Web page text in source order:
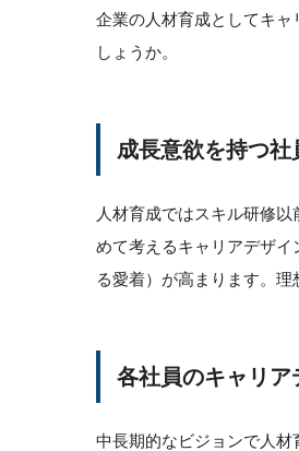
企業の人材育成としてキ
しょうか。
成長意欲を持つ社
人材育成ではスキル研修
めて考えるキャリアデザ
る愛着）が高まります。
各社員のキャリ
中長期的なビジョンで人